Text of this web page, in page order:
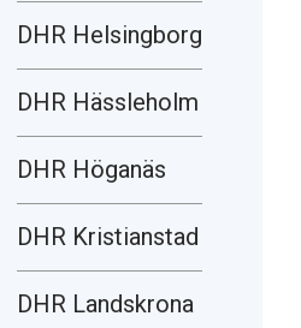
DHR Helsingborg
DHR Hässleholm
DHR Höganäs
DHR Kristianstad
DHR Landskrona